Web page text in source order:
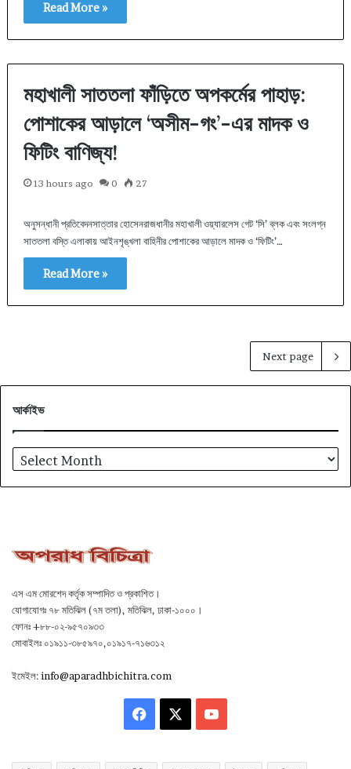
Read More »
মহাখালী সাততলা ফাঁড়িতে অপকর্মের পাহাড়:
পোশাকের আড়ালে ‘অসীম-গং’-এর মাদক ও
ফিটিং বাণিজ্য!
13 hours ago 0 27
অনুসন্ধানী প্রতিবেদনসাত্তার হোসেন​রাজধানীর মহাখালী ওয়্যারলেস গেট ‘সি’ ব্লক এবং সংলগ্ন
সাততলা বস্তি এলাকায় আইনশৃঙ্খলা বাহিনীর পোশাকের আড়ালে মাদক ও ‘ফিটিং’…
Read More »
Next page
আর্কাইভ
আর্কাইভ
এস এম মোরশেদ কর্তৃক সম্পাদিত ও প্রকাশিত।
যোগাযোগঃ ৭৮ মতিঝিল (৭ম তলা), মতিঝিল, ঢাকা-১০০০।
ফোনঃ +৮৮-০২-৯৫৭০৯৩৩
মোবাইলঃ ০১৯১১-৩৮৫৯৭০,০১৯১৭-৭১৬৩১২
ইমেইল:info@aparadhbichitra.com
Facebook YouTube